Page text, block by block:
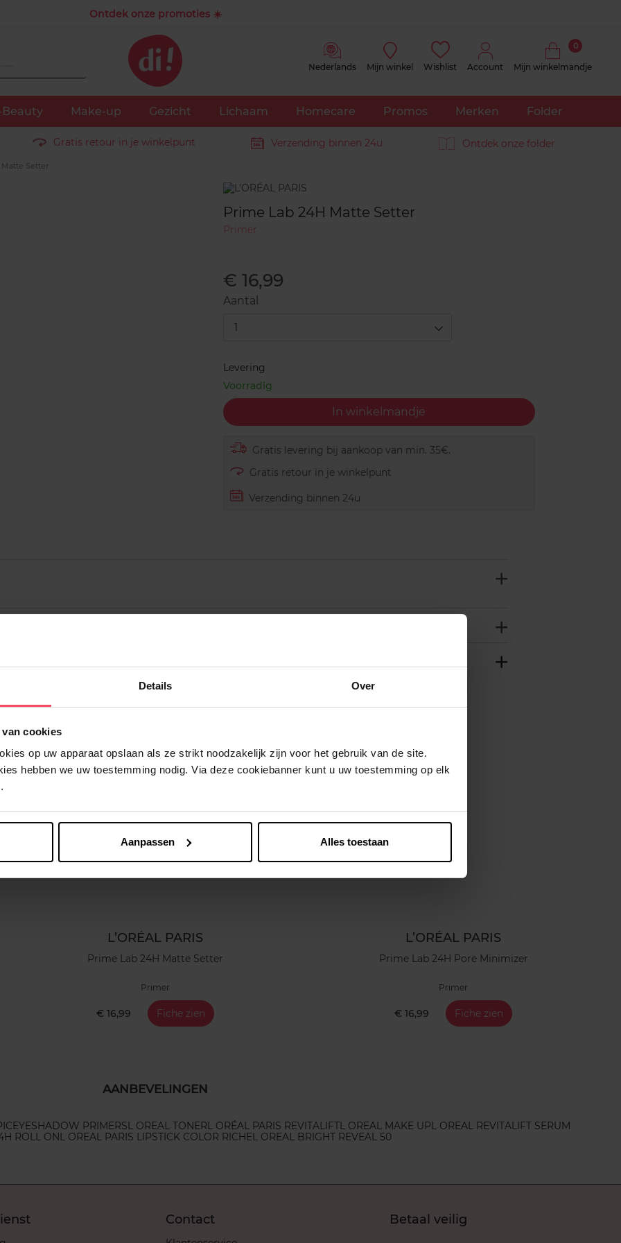
Details Over
cookies
op uw apparaat opslaan als ze strikt noodzakelijk zijn voor het gebruik van de site.
hebben we uw toestemming nodig. Via deze cookiebanner kunt u uw toestemming op elk
Aanpassen Alles toestaan
Ontdek onze promoties ☀️
Nederlands Mijn winkel Wishlist Account Mijn winkelmandje
0
Beauty Make-up Gezicht Lichaam Homecare Promos Merken Folder
Gratis retour in je winkelpunt Verzending binnen 24u Ontdek onze folder
Matte Setter
Merk
Prime Lab 24H Matte Setter
Primer
€ 16,99
Aantal
1
Levering
Voorradig
In winkelmandje
Gratis levering bij aankoop van min. 35€.
Gratis retour in je winkelpunt
Verzending binnen 24u
Nog iets vergeten ?
L’ORÉAL PARIS
Prime Lab 24H Matte Setter
Primer
€ 16,99 Fiche zien
L’ORÉAL PARIS
Prime Lab 24H Pore Minimizer
Primer
€ 16,99 Fiche zien
AANBEVELINGEN
EYESHADOW PRIMERSL OREAL TONERL ORÉAL PARIS REVITALIFTL OREAL MAKE UPL OREAL REVITALIFT SERUM
ROLL ONL OREAL PARIS LIPSTICK COLOR RICHEL OREAL BRIGHT REVEAL 50
Contact Betaal veilig